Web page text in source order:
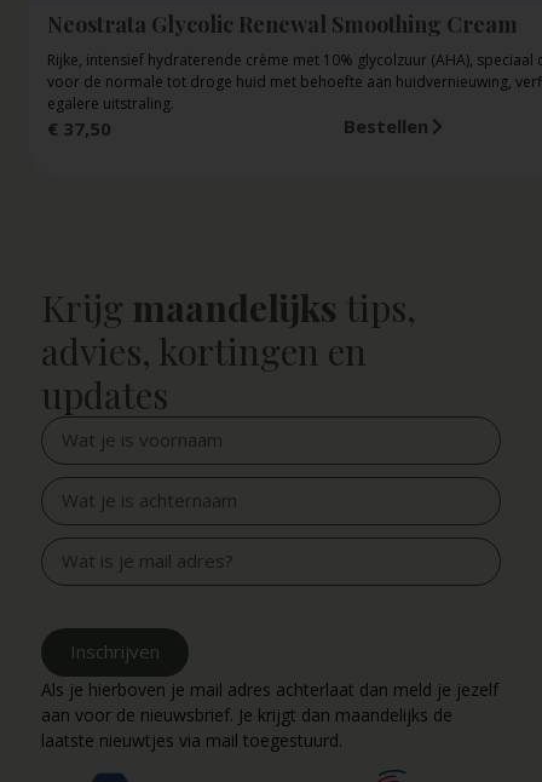
Neostrata Glycolic Renewal Smoothing Cream
Rijke, intensief hydraterende crème met 10% glycolzuur (AHA), speciaal
voor de normale tot droge huid met behoefte aan huidvernieuwing,
egalere uitstraling.
€ 37,50 Bestellen
Krijg maandelijks tips,
advies, kortingen en
updates
Inschrijven
Als je hierboven je mail adres achterlaat dan meld je jezelf
aan voor de nieuwsbrief. Je krijgt dan maandelijks de
laatste nieuwtjes via mail toegestuurd.